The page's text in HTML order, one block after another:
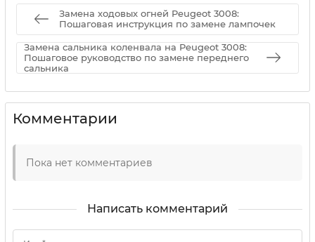
Замена ходовых огней Peugeot 3008:
Пошаговая инструкция по замене лампочек
Замена сальника коленвала на Peugeot 3008:
Пошаговое руководство по замене переднего
сальника
Комментарии
Пока нет комментариев
Написать комментарий